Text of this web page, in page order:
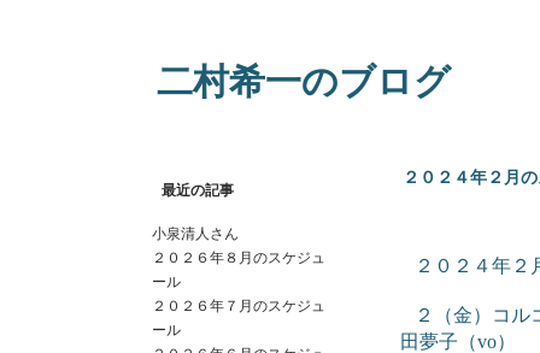
二村希一のブログ
最近の記事
小泉清人さん
２０２６年８月のスケジュ
ール
２０２６年７月のスケジュ
ール
２０２４年２月
２０２４年２
２（金）コ
田夢子